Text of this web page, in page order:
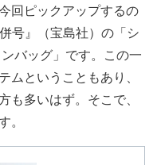
回ピックアップするの
号』（宝島社）の「シ
バッグ」です。この一
ムということもあり、
も多いはず。そこで、
。